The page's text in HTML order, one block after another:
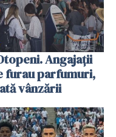
Angajații
furau parfumuri,
vânzării